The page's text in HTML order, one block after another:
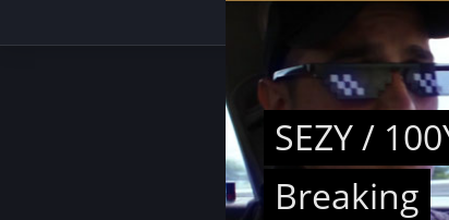
SEZY /
Breaking